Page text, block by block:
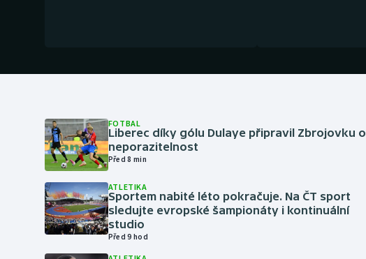
FOTBAL
Liberec díky gólu Dulaye připravil Zbrojovku o
neporazitelnost
Před 8 min
ATLETIKA
Sportem nabité léto pokračuje. Na ČT sport
sledujte evropské šampionáty i kontinuální
studio
Před 9 hod